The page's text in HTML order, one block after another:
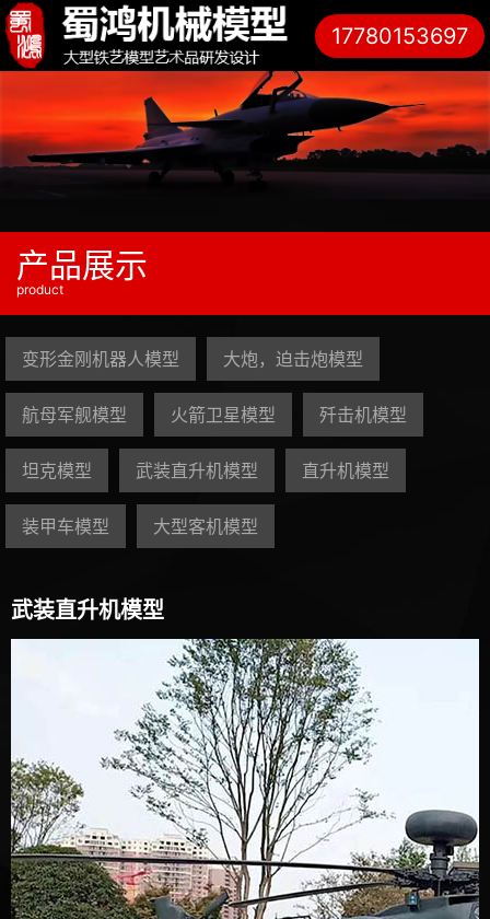
17780153697
产品展示
product
变形金刚机器人模型 大炮，迫击炮模型
航母军舰模型 火箭卫星模型 歼击机模型
坦克模型 武装直升机模型 直升机模型
装甲车模型 大型客机模型
武装直升机模型